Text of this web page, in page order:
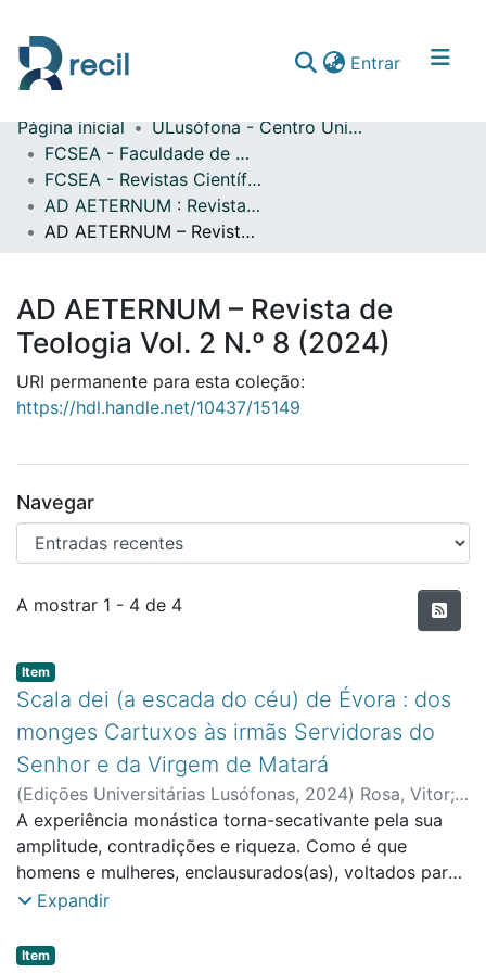
Entrar(current)
Comunidades & Coleções
Percorrer repositório
Estatísticas
Página inicial
ULusófona - Centro Universitário de Lisboa
FCSEA - Faculdade de Ciências Sociais, Educação e Administração
FCSEA - Revistas Científicas
AD AETERNUM : Revista de Teologia
AD AETERNUM – Revista de Teologia Vol. 2 N.º 8 (2024)
AD AETERNUM – Revista de
Teologia Vol. 2 N.º 8 (2024)
URI permanente para esta coleção:
https://hdl.handle.net/10437/15149
Navegar
Entradas recentes
A mostrar 1 - 4 de 4
Item type:
Item,
Scala dei (a escada do céu) de Évora : dos
monges Cartuxos às irmãs Servidoras do
Senhor e da Virgem de Matará
(Edições Universitárias Lusófonas, 2024) Rosa, Vitor;
LusoGlobe - Centro de Investigação em Política,
Economia e Sociedade
A experiência monástica torna-secativante pela sua
amplitude, contradições e riqueza. Como é que
homens e mulheres, enclausurados(as), voltados para
a ascese e a procura de Deus, podem influenciar os
do mundo, procurando o divino? O mosteiro ou
Expandir
Item type:
Item,